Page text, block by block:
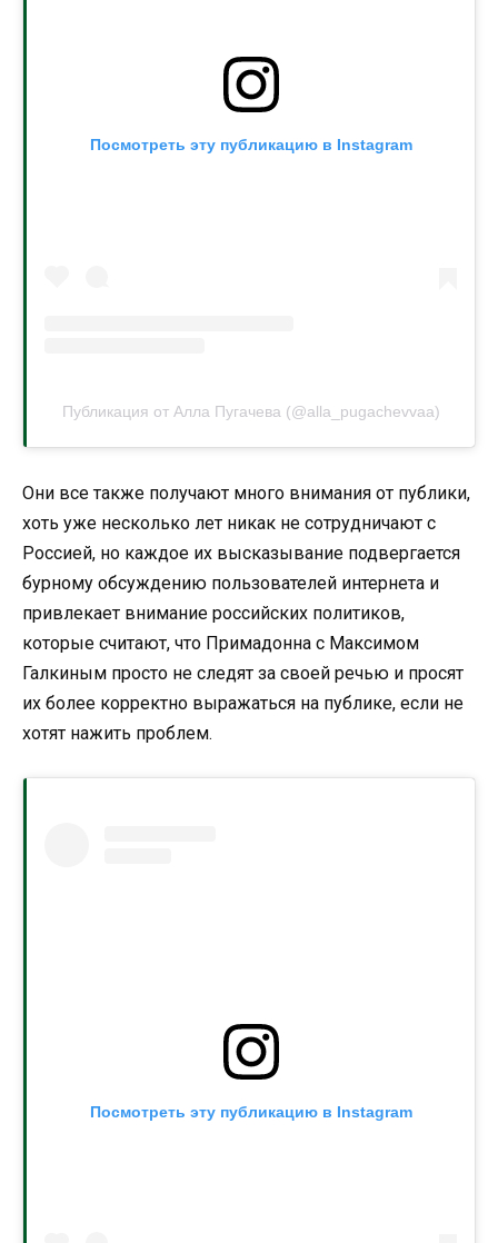
Посмотреть эту публикацию в Instagram
Публикация от Алла Пугачева (@alla_pugachevvaa)
Они все также получают много внимания от публики,
хоть уже несколько лет никак не сотрудничают с
Россией, но каждое их высказывание подвергается
бурному обсуждению пользователей интернета и
привлекает внимание российских политиков,
которые считают, что Примадонна с Максимом
Галкиным просто не следят за своей речью и просят
их более корректно выражаться на публике, если не
хотят нажить проблем.
Посмотреть эту публикацию в Instagram